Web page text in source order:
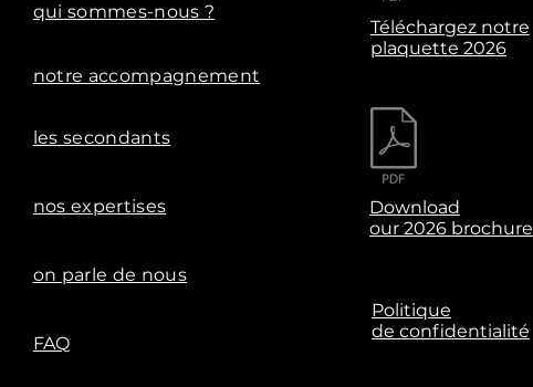
qui sommes-nous ?
notre accompagnement
les secondants
nos expertises
on parle de nous
FAQ
Téléchargez notre
plaquette 2026
Download
our 2026 brochure
Politique
de confidentialité